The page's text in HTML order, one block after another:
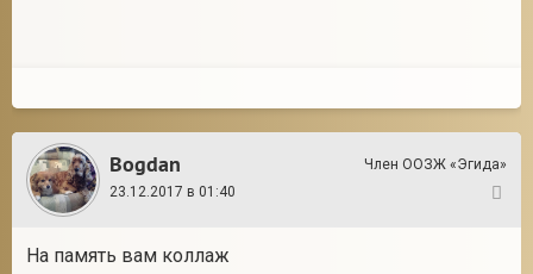
Bogdan
Член ООЗЖ «Эгида»
23.12.2017 в 01:40
На память вам коллаж